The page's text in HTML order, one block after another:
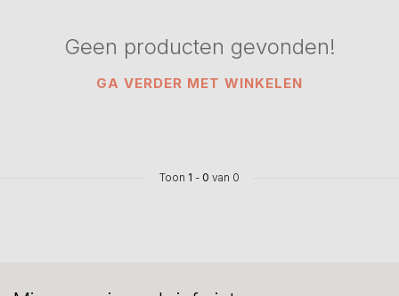
Geen producten gevonden!
GA VERDER MET WINKELEN
Toon 1 - 0 van 0